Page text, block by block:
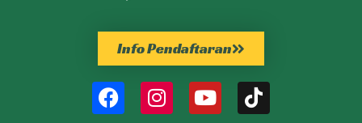
Info Pendaftaran